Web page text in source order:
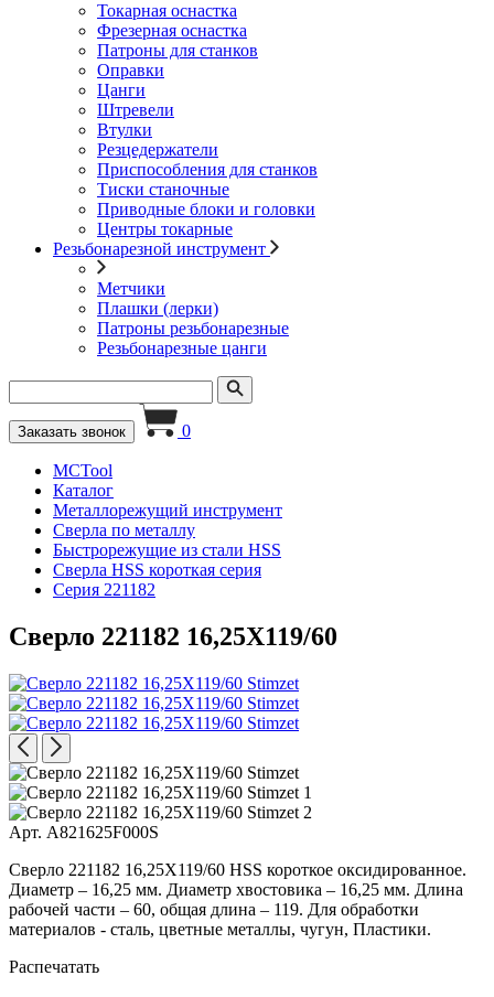
Токарная оснастка
Фрезерная оснастка
Патроны для станков
Оправки
Цанги
Штревели
Втулки
Резцедержатели
Приспособления для станков
Тиски станочные
Приводные блоки и головки
Центры токарные
Резьбонарезной инструмент
Метчики
Плашки (лерки)
Патроны резьбонарезные
Резьбонарезные цанги
Заказать звонок 0
MCTool
Каталог
Металлорежущий инструмент
Сверла по металлу
Быстрорежущие из стали HSS
Сверла HSS короткая серия
Серия 221182
Сверло 221182 16,25X119/60
Арт. A821625F000S
Сверло 221182 16,25X119/60 HSS короткое оксидированное.
Диаметр – 16,25 мм. Диаметр хвостовика – 16,25 мм. Длина
рабочей части – 60, общая длина – 119. Для обработки
материалов - сталь, цветные металлы, чугун, Пластики.
Распечатать